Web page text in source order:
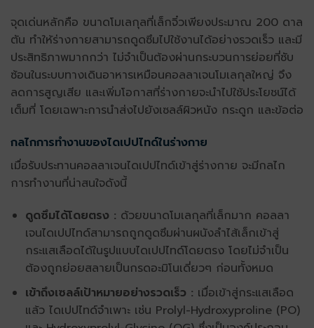
จุดเด่นหลักคือ ขนาดโมเลกุลที่เล็กจิ๋วเพียงประมาณ 200 ดาล
ตัน ทำให้ร่างกายสามารถดูดซึมไปใช้งานได้อย่างรวดเร็ว และมี
ประสิทธิภาพมากกว่า ไม่จำเป็นต้องผ่านกระบวนการย่อยที่ซับ
ซ้อนในระบบทางเดินอาหารเหมือนคอลลาเจนโมเลกุลใหญ่ จึง
ลดการสูญเสีย และเพิ่มโอกาสที่ร่างกายจะนำไปใช้ประโยชน์ได้
เต็มที่ โดยเฉพาะการนำส่งไปยังเซลล์ผิวหนัง กระดูก และข้อต่อ
กลไกการทำงานของไดเปปไทด์ในร่างกาย
เมื่อรับประทานคอลลาเจนไดเปปไทด์เข้าสู่ร่างกาย จะมีกลไก
การทำงานที่น่าสนใจดังนี้
ดูดซึมได้โดยตรง : ด้วยขนาดโมเลกุลที่เล็กมาก คอลลา
เจนไดเปปไทด์สามารถถูกดูดซึมผ่านผนังลำไส้เล็กเข้าสู่
กระแสเลือดได้ในรูปแบบไดเปปไทด์โดยตรง โดยไม่จำเป็น
ต้องถูกย่อยสลายเป็นกรดอะมิโนเดี่ยวๆ ก่อนทั้งหมด
เข้าถึงเซลล์เป้าหมายอย่างรวดเร็ว : เมื่อเข้าสู่กระแสเลือด
แล้ว ไดเปปไทด์จำเพาะ เช่น Prolyl-Hydroxyproline (PO)